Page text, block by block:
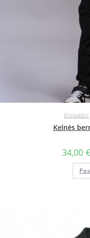
Klaipėdos
Kelnės
34,00 €